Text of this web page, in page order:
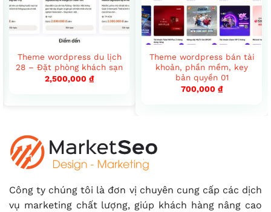
Theme wordpress du lịch
28 – Đặt phòng khách sạn
2,500,000 ₫
Theme wordpress bán tài
khoản, phần mềm, key
bản quyền 01
700,000 ₫
Công ty chúng tôi là đơn vị chuyên cung cấp các dịch
vụ marketing chất lượng, giúp khách hàng nâng cao